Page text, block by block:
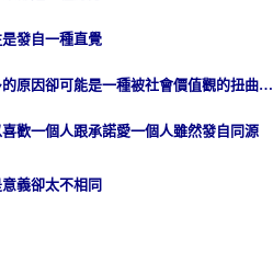
發自一種直覺
原因卻可能是一種被社會價值觀的扭曲…
歡一個人跟承諾愛一個人雖然發自同源
義卻太不相同